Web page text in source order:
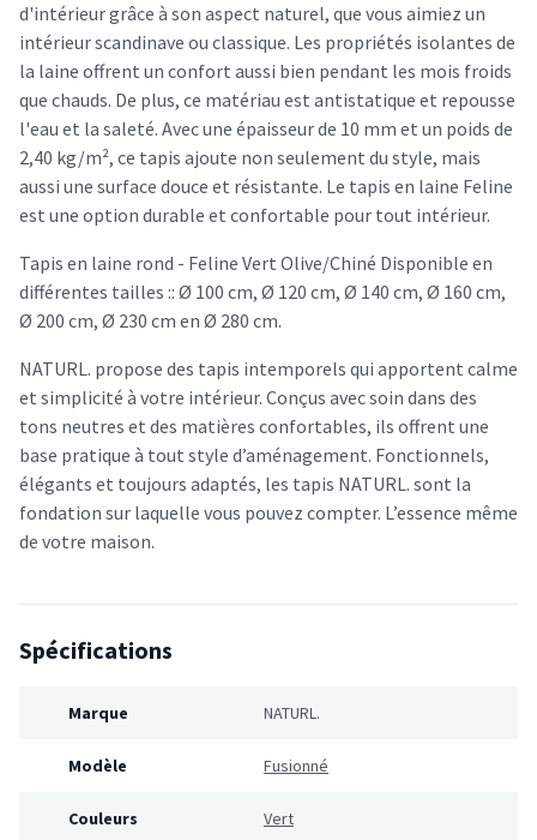
d'intérieur grâce à son aspect naturel, que vous aimiez un
intérieur scandinave ou classique. Les propriétés isolantes de
la laine offrent un confort aussi bien pendant les mois froids
que chauds. De plus, ce matériau est antistatique et repousse
l'eau et la saleté. Avec une épaisseur de 10 mm et un poids de
2,40 kg/m², ce tapis ajoute non seulement du style, mais
aussi une surface douce et résistante. Le tapis en laine Feline
est une option durable et confortable pour tout intérieur.
Tapis en laine rond - Feline Vert Olive/Chiné Disponible en
différentes tailles :: Ø 100 cm, Ø 120 cm, Ø 140 cm, Ø 160 cm,
Ø 200 cm, Ø 230 cm en Ø 280 cm.
NATURL. propose des tapis intemporels qui apportent calme
et simplicité à votre intérieur. Conçus avec soin dans des
tons neutres et des matières confortables, ils offrent une
base pratique à tout style d’aménagement. Fonctionnels,
élégants et toujours adaptés, les tapis NATURL. sont la
fondation sur laquelle vous pouvez compter. L’essence même
de votre maison.
Spécifications
Marque NATURL.
Modèle Fusionné
Couleurs Vert